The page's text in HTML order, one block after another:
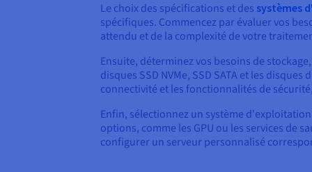
Le choix des spécifications et des systèmes
spécifiques. Commencez par évaluer vos
attendu et de la complexité de votre
Ensuite, déterminez vos besoins de
disques SSD NVMe, SSD SATA et les
connectivité et les fonctionnalités de
Enfin, sélectionnez un système
options, comme les GPU ou les services de
configurer un serveur personnalisé